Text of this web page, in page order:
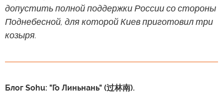
допустить полной поддержки России со стороны
Поднебесной, для которой Киев приготовил три
козыря.
Блог Sohu: "Го Линьнань" (过林南).